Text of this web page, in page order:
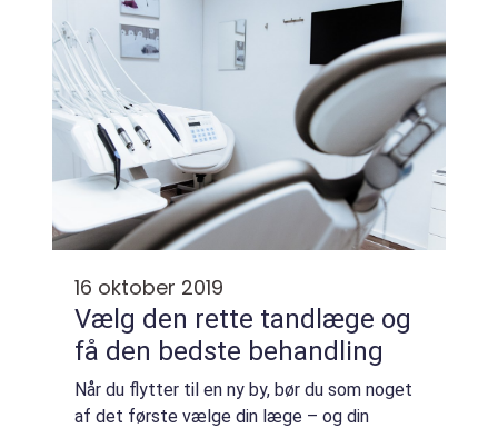
16 oktober 2019
Vælg den rette tandlæge og
få den bedste behandling
Når du flytter til en ny by, bør du som noget
af det første vælge din læge – og din